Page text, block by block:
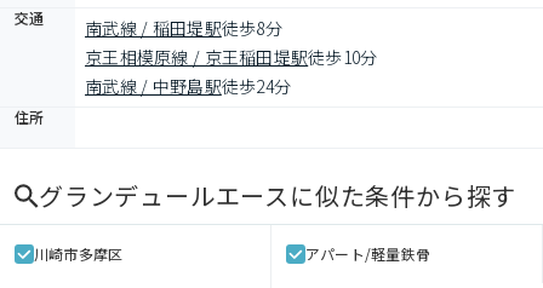
交通 南武線 / 稲田堤駅徒歩8分
京王相模原線 / 京王稲田堤駅徒歩10分
南武線 / 中野島駅徒歩24分
住所
グランデュールエースに似た条件から探す
川崎市多摩区 アパート/軽量鉄骨